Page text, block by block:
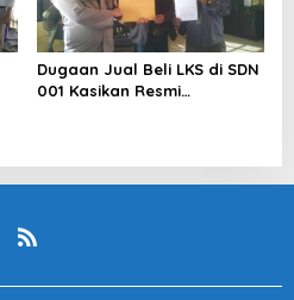
Dugaan Jual Beli LKS di SDN
001 Kasikan Resmi